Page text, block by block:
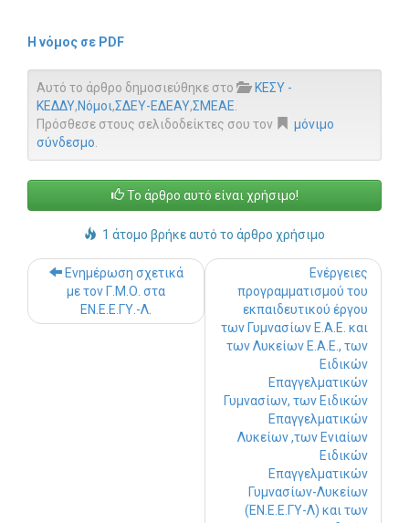
Η νόμος σε PDF
Αυτό το άρθρο δημοσιεύθηκε στο
ΚΕΣΥ -
ΚΕΔΔΥ,Νόμοι,ΣΔΕΥ-ΕΔΕΑΥ,ΣΜΕΑΕ
Πρόσθεσε στους σελιδοδείκτες σου τον
μόνιμο
σύνδεσμο
Το άρθρο αυτό είναι χρήσιμο!
1 άτομο βρήκε αυτό το άρθρο χρήσιμο
Post navigation
Ενημέρωση σχετικά
με τον Γ.Μ.Ο. στα
ΕΝ.Ε.Ε.ΓΥ.-Λ.
Ενέργειες
προγραμματισμού του
εκπαιδευτικού έργου
των Γυμνασίων Ε.Α.Ε. και
των Λυκείων Ε.Α.Ε., των
Ειδικών
Επαγγελματικών
Γυμνασίων, των Ειδικών
Επαγγελματικών
Λυκείων ,των Ενιαίων
Ειδικών
Επαγγελματικών
Γυμνασίων-Λυκείων
(ΕΝ.Ε.Ε.ΓΥ-Λ) και των